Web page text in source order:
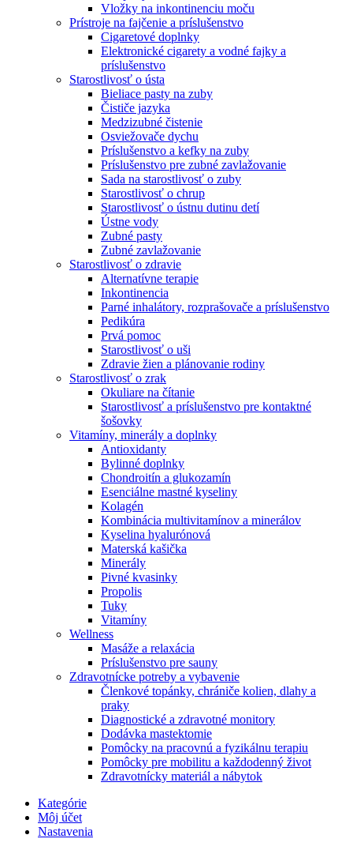
Vložky na inkontinenciu moču
Prístroje na fajčenie a príslušenstvo
Cigaretové doplnky
Elektronické cigarety a vodné fajky a
príslušenstvo
Starostlivosť o ústa
Bieliace pasty na zuby
Čističe jazyka
Medzizubné čistenie
Osviežovače dychu
Príslušenstvo a kefky na zuby
Príslušenstvo pre zubné zavlažovanie
Sada na starostlivosť o zuby
Starostlivosť o chrup
Starostlivosť o ústnu dutinu detí
Ústne vody
Zubné pasty
Zubné zavlažovanie
Starostlivosť o zdravie
Alternatívne terapie
Inkontinencia
Parné inhalátory, rozprašovače a príslušenstvo
Pedikúra
Prvá pomoc
Starostlivosť o uši
Zdravie žien a plánovanie rodiny
Starostlivosť o zrak
Okuliare na čítanie
Starostlivosť a príslušenstvo pre kontaktné
šošovky
Vitamíny, minerály a doplnky
Antioxidanty
Bylinné doplnky
Chondroitín a glukozamín
Esenciálne mastné kyseliny
Kolagén
Kombinácia multivitamínov a minerálov
Kyselina hyalurónová
Materská kašička
Minerály
Pivné kvasinky
Propolis
Tuky
Vitamíny
Wellness
Masáže a relaxácia
Príslušenstvo pre sauny
Zdravotnícke potreby a vybavenie
Členkové topánky, chrániče kolien, dlahy a
praky
Diagnostické a zdravotné monitory
Dodávka mastektomie
Pomôcky na pracovnú a fyzikálnu terapiu
Pomôcky pre mobilitu a každodenný život
Zdravotnícky materiál a nábytok
Kategórie
Môj účet
Nastavenia